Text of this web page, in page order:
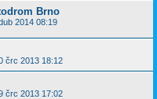
Brno
2014 08:19
črc 2013 18:12
črc 2013 17:02